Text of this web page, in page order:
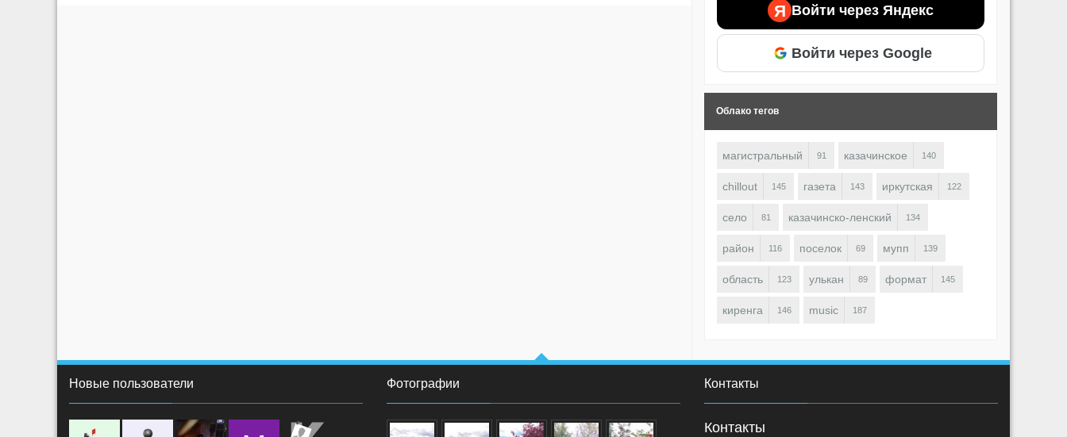
Я Войти через Яндекс
Войти через Google
Облако тегов
магистральный 91 казачинское 140
chillout 145 газета 143 иркутская 122
село 81 казачинско-ленский 134
район 116 поселок 69 мупп 139
область 123 улькан 89 формат 145
киренга 146 music 187
Новые пользователи Фотографии Контакты
Контакты